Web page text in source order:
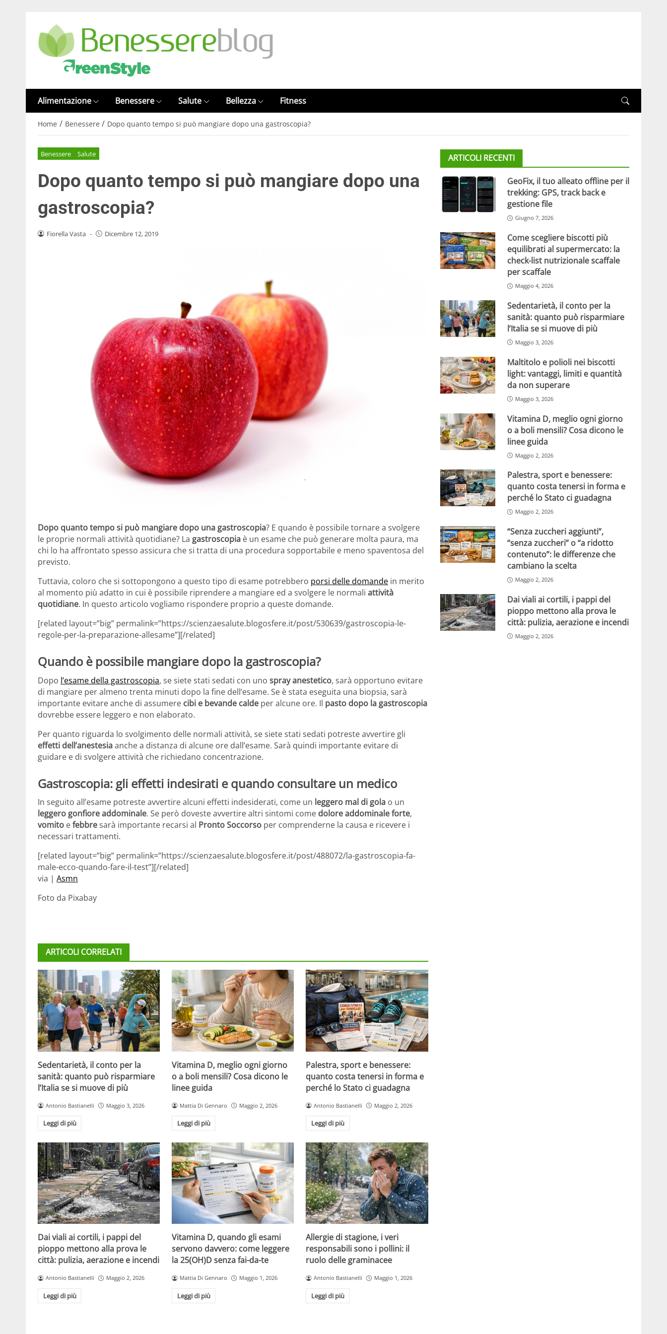
Alimentazione Benessere Salute Bellezza Fitness
Home / Benessere / Dopo quanto tempo si può mangiare dopo una gastroscopia?
Benessere Salute
Dopo quanto tempo si può mangiare dopo una
gastroscopia?
Fiorella Vasta - Dicembre 12, 2019
Dopo quanto tempo si può mangiare dopo una gastroscopia? E quando è possibile tornare a svolgere
le proprie normali attività quotidiane? La gastroscopia è un esame che può generare molta paura, ma
chi lo ha affrontato spesso assicura che si tratta di una procedura sopportabile e meno spaventosa del
previsto.
Tuttavia, coloro che si sottopongono a questo tipo di esame potrebbero porsi delle domande in merito
al momento più adatto in cui è possibile riprendere a mangiare ed a svolgere le normali attività
quotidiane. In questo articolo vogliamo rispondere proprio a queste domande.
[related layout=”big” permalink=”https://scienzaesalute.blogosfere.it/post/530639/gastroscopia-le-
regole-per-la-preparazione-allesame”][/related]
Quando è possibile mangiare dopo la gastroscopia?
Dopo l’esame della gastroscopia, se siete stati sedati con uno spray anestetico, sarà opportuno evitare
di mangiare per almeno trenta minuti dopo la fine dell’esame. Se è stata eseguita una biopsia, sarà
importante evitare anche di assumere cibi e bevande calde per alcune ore. Il pasto dopo la gastroscopia
dovrebbe essere leggero e non elaborato.
Per quanto riguarda lo svolgimento delle normali attività, se siete stati sedati potreste avvertire gli
effetti dell’anestesiaanche a distanza di alcune ore dall’esame. Sarà quindi importante evitare di
guidare e di svolgere attività che richiedano concentrazione.
Gastroscopia: gli effetti indesirati e quando consultare un medico
In seguito all’esame potreste avvertire alcuni effetti indesiderati, come un leggero mal di gola o un
leggero gonfiore addominale. Se però doveste avvertire altri sintomi come dolore addominale forte,
vomito efebbresarà importante recarsi al Pronto Soccorso per comprenderne la causa e ricevere i
necessari trattamenti.
[related layout=”big” permalink=”https://scienzaesalute.blogosfere.it/post/488072/la-gastroscopia-fa-
male-ecco-quando-fare-il-test”][/related]
via | Asmn
Foto da Pixabay
ARTICOLI CORRELATI
Sedentarietà, il conto per la
sanità: quanto può risparmiare
l’Italia se si muove di più
Antonio Bastianelli Maggio 3, 2026
Leggi di più
Vitamina D, meglio ogni giorno
o a boli mensili? Cosa dicono le
linee guida
Mattia Di Gennaro Maggio 2, 2026
Leggi di più
Palestra, sport e benessere:
quanto costa tenersi in forma e
perché lo Stato ci guadagna
Antonio Bastianelli Maggio 2, 2026
Leggi di più
Dai viali ai cortili, i pappi del
pioppo mettono alla prova le
città: pulizia, aerazione e incendi
Antonio Bastianelli Maggio 2, 2026
Leggi di più
Vitamina D, quando gli esami
servono davvero: come leggere
la 25(OH)D senza fai-da-te
Mattia Di Gennaro Maggio 1, 2026
Leggi di più
Allergie di stagione, i veri
responsabili sono i pollini: il
ruolo delle graminacee
Antonio Bastianelli Maggio 1, 2026
Leggi di più
ARTICOLI RECENTI
GeoFix, il tuo alleato offline per il
trekking: GPS, track back e
gestione file
Giugno 7, 2026
Come scegliere biscotti più
equilibrati al supermercato: la
check-list nutrizionale scaffale
per scaffale
Maggio 4, 2026
Sedentarietà, il conto per la
sanità: quanto può risparmiare
l’Italia se si muove di più
Maggio 3, 2026
Maltitolo e polioli nei biscotti
light: vantaggi, limiti e quantità
da non superare
Maggio 3, 2026
Vitamina D, meglio ogni giorno
o a boli mensili? Cosa dicono le
linee guida
Maggio 2, 2026
Palestra, sport e benessere:
quanto costa tenersi in forma e
perché lo Stato ci guadagna
Maggio 2, 2026
“Senza zuccheri aggiunti”,
“senza zuccheri” o “a ridotto
contenuto”: le differenze che
cambiano la scelta
Maggio 2, 2026
Dai viali ai cortili, i pappi del
pioppo mettono alla prova le
città: pulizia, aerazione e incendi
Maggio 2, 2026